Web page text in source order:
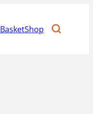
BasketShop